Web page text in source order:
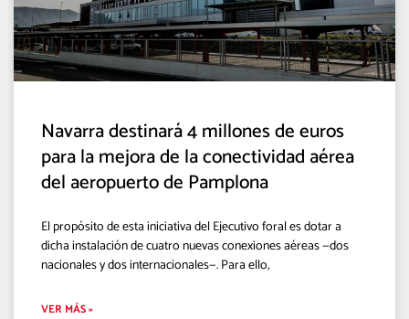
Navarra destinará 4 millones de euros
para la mejora de la conectividad aérea
del aeropuerto de Pamplona
El propósito de esta iniciativa del Ejecutivo foral es dotar a
dicha instalación de cuatro nuevas conexiones aéreas —dos
nacionales y dos internacionales—. Para ello,
VER MÁS »